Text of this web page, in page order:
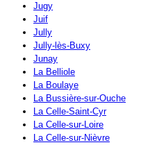
Jugy
Juif
Jully
Jully-lès-Buxy
Junay
La Belliole
La Boulaye
La Bussière-sur-Ouche
La Celle-Saint-Cyr
La Celle-sur-Loire
La Celle-sur-Nièvre